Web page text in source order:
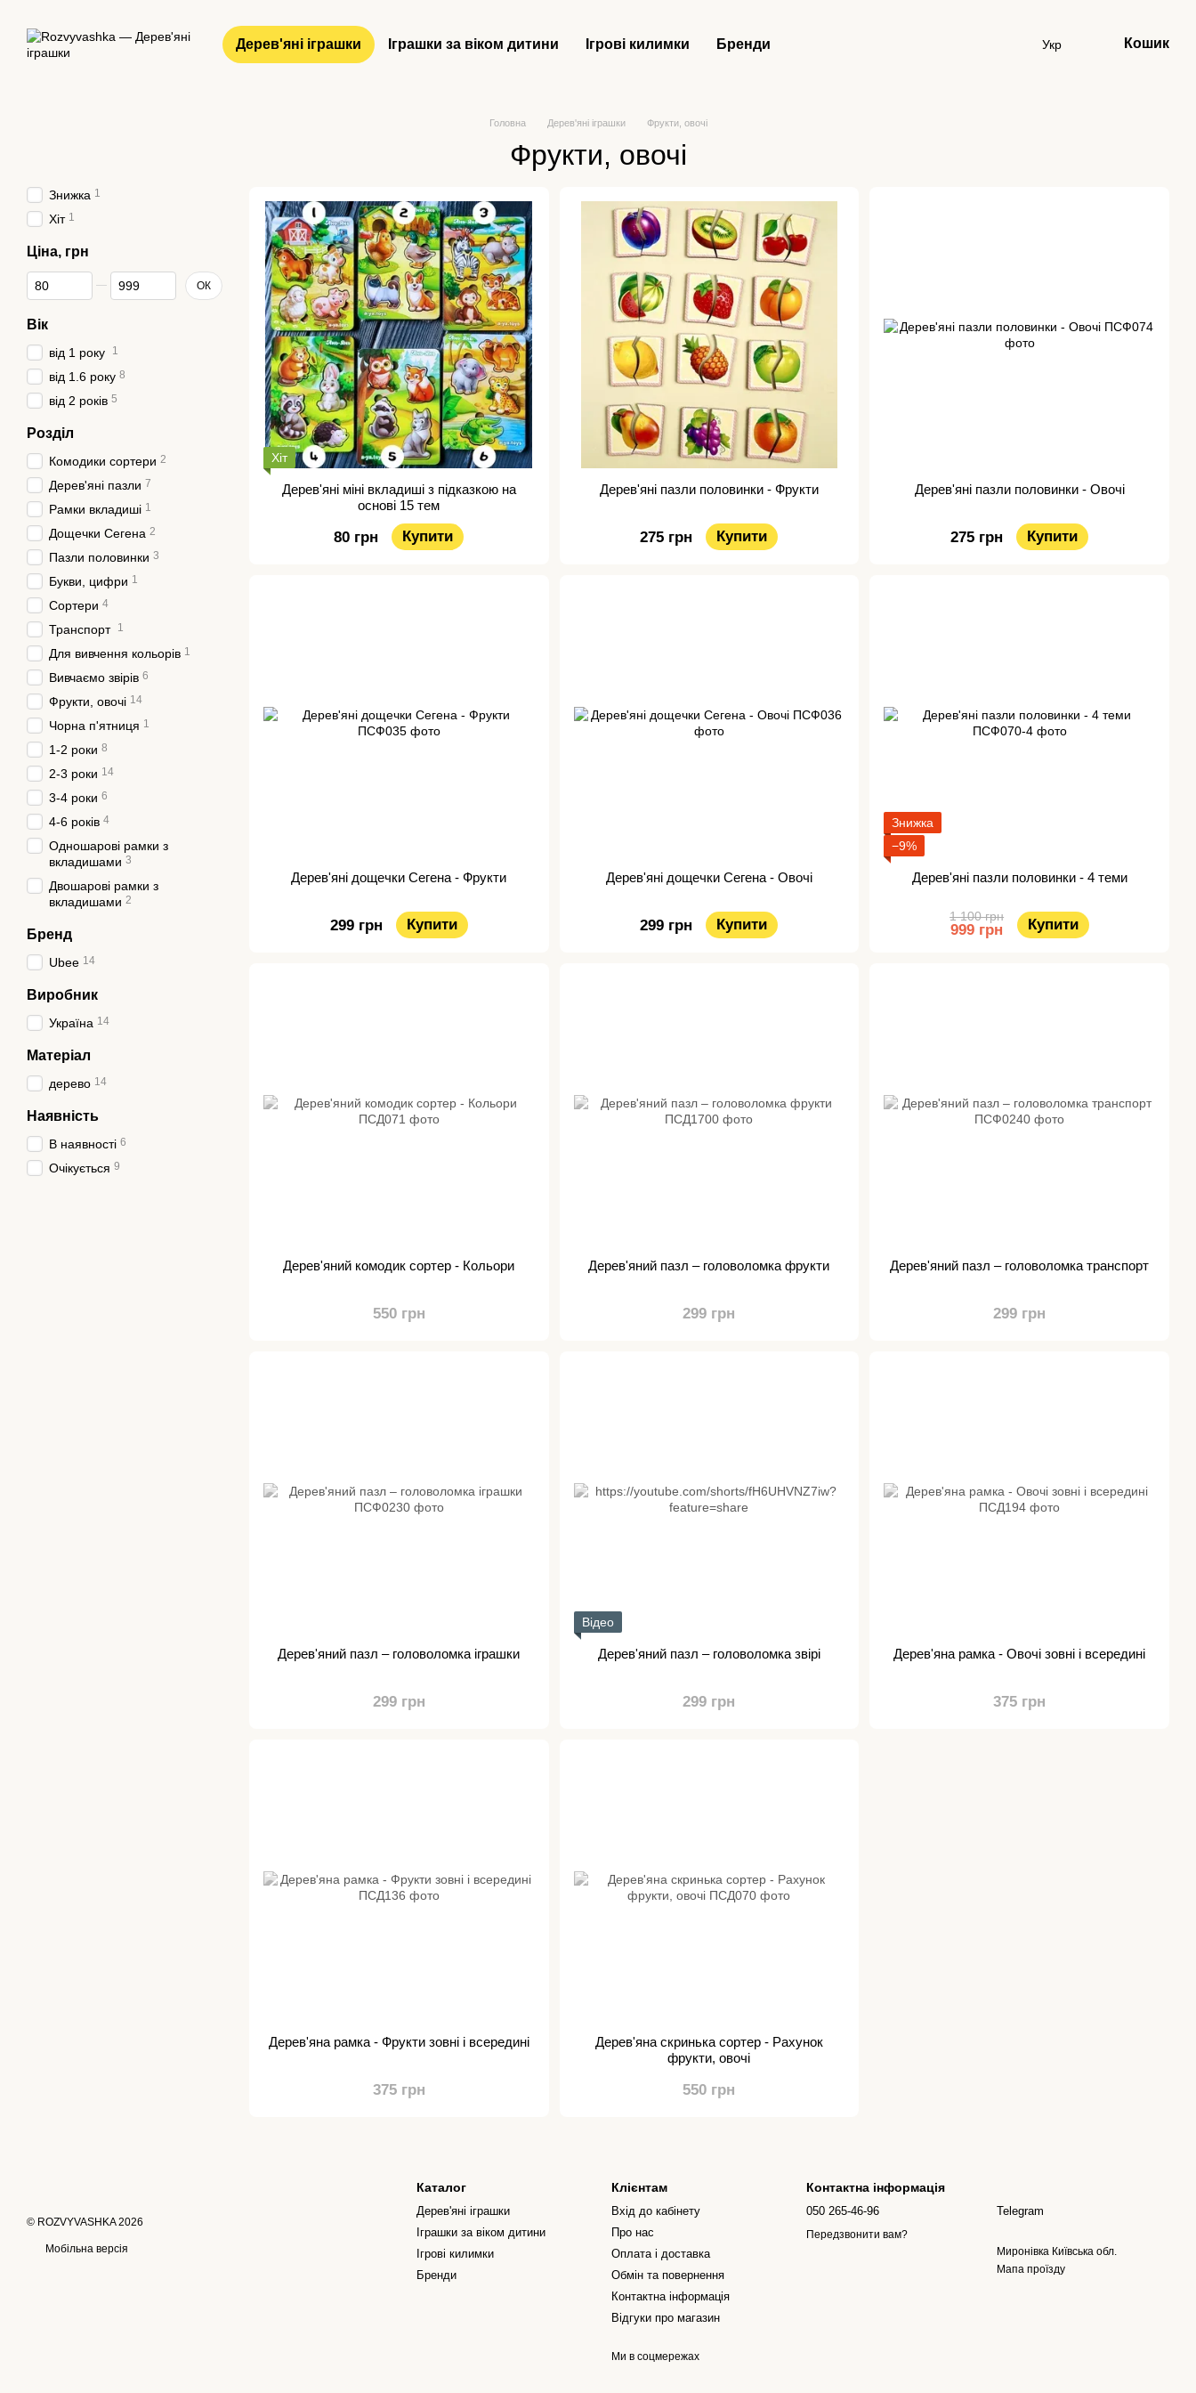
Дерев'яні іграшки Іграшки за віком дитини Ігрові килимки Бренди Укр Кошик
Головна Дерев'яні іграшки Фрукти, овочі
Фрукти, овочі
Хіт
Дерев'яні міні вкладиші з підказкою на
основі 15 тем
80 грн Купити
Дерев'яні пазли половинки - Фрукти
275 грн Купити
Дерев'яні пазли половинки - Овочі
275 грн Купити
Дерев'яні дощечки Сегена - Фрукти
299 грн Купити
Дерев'яні дощечки Сегена - Овочі
299 грн Купити
Знижка
−9%
Дерев'яні пазли половинки - 4 теми
1 100 грн
999 грн Купити
Дерев'яний комодик сортер - Кольори
550 грн
Дерев'яний пазл – головоломка фрукти
299 грн
Дерев'яний пазл – головоломка транспорт
299 грн
Дерев'яний пазл – головоломка іграшки
299 грн
Відео
Дерев'яний пазл – головоломка звірі
299 грн
Дерев'яна рамка - Овочі зовні і всередині
375 грн
Дерев'яна рамка - Фрукти зовні і всередині
375 грн
Дерев'яна скринька сортер - Рахунок
фрукти, овочі
550 грн
Знижка 1
Хіт 1
Ціна, грн
Від Ціна, грн
До Ціна, грн ОК
Вік
від 1 року 1
від 1.6 року 8
від 2 років 5
Розділ
Комодики сортери 2
Дерев'яні пазли 7
Рамки вкладиші 1
Дощечки Сегена 2
Пазли половинки 3
Букви, цифри 1
Сортери 4
Транспорт 1
Для вивчення кольорів 1
Вивчаємо звірів 6
Фрукти, овочі 14
Чорна п'ятниця 1
1-2 роки 8
2-3 роки 14
3-4 роки 6
4-6 років 4
Одношарові рамки з
вкладишами 3
Двошарові рамки з
вкладишами 2
Бренд
Ubee 14
Виробник
Україна 14
Матеріал
дерево 14
Наявність
В наявності 6
Очікується 9
© ROZVYVASHKA 2026
Мобільна версія
Каталог
Дерев'яні іграшки
Іграшки за віком дитини
Ігрові килимки
Бренди
Клієнтам
Вхід до кабінету
Про нас
Оплата і доставка
Обмін та повернення
Контактна інформація
Відгуки про магазин
Ми в соцмережах
Контактна інформація
050 265-46-96
Передзвонити вам?
Telegram
Миронівка Київська обл.
Мапа проїзду